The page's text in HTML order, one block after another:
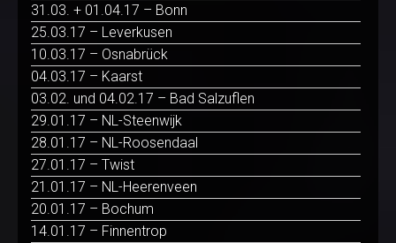
31.03. + 01.04.17 – Bonn
25.03.17 – Leverkusen
10.03.17 – Osnabrück
04.03.17 – Kaarst
03.02. und 04.02.17 – Bad Salzuflen
29.01.17 – NL-Steenwijk
28.01.17 – NL-Roosendaal
27.01.17 – Twist
21.01.17 – NL-Heerenveen
20.01.17 – Bochum
14.01.17 – Finnentrop